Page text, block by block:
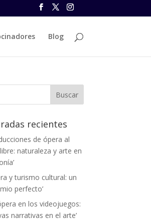
Blog
recientes
de ópera al
naturaleza y arte en
y turismo cultural: un
perfecto’
en los videojuegos:
narrativas en el arte’